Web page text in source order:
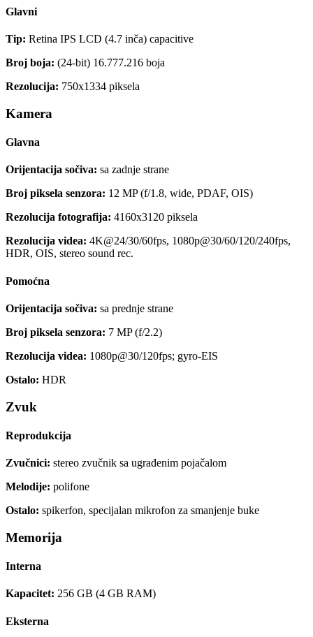
Glavni
Tip: Retina IPS LCD (4.7 inča) capacitive
Broj boja: (24-bit) 16.777.216 boja
Rezolucija: 750x1334 piksela
Kamera
Glavna
Orijentacija sočiva: sa zadnje strane
Broj piksela senzora: 12 MP (f/1.8, wide, PDAF, OIS)
Rezolucija fotografija: 4160x3120 piksela
Rezolucija videa: 4K@24/30/60fps, 1080p@30/60/120/240fps,
HDR, OIS, stereo sound rec.
Pomoćna
Orijentacija sočiva: sa prednje strane
Broj piksela senzora: 7 MP (f/2.2)
Rezolucija videa: 1080p@30/120fps; gyro-EIS
Ostalo: HDR
Zvuk
Reprodukcija
Zvučnici: stereo zvučnik sa ugrađenim pojačalom
Melodije: polifone
Ostalo: spikerfon, specijalan mikrofon za smanjenje buke
Memorija
Interna
Kapacitet: 256 GB (4 GB RAM)
Eksterna